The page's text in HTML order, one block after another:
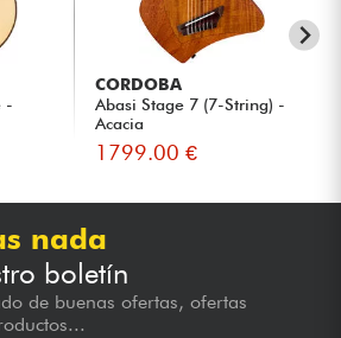
-
CORDOBA
Abasi Stage 7 (7-String) -
Acacia
1799.00 €
nada
boletín
de buenas ofertas, ofertas